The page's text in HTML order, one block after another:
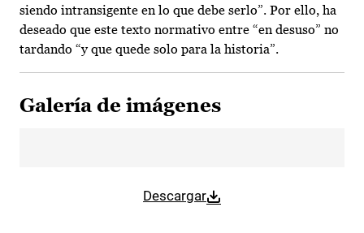
siendo intransigente en lo que debe serlo”. Por ello, ha
deseado que este texto normativo entre “en desuso” no
tardando “y que quede solo para la historia”.
Galería de imágenes
Descargar